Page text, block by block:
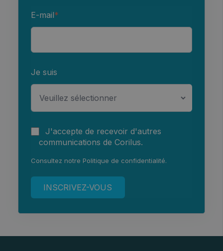
E-mail*
Je suis
J'accepte de recevoir d'autres
communications de Corilus.
Consultez notre Politique de confidentialité.